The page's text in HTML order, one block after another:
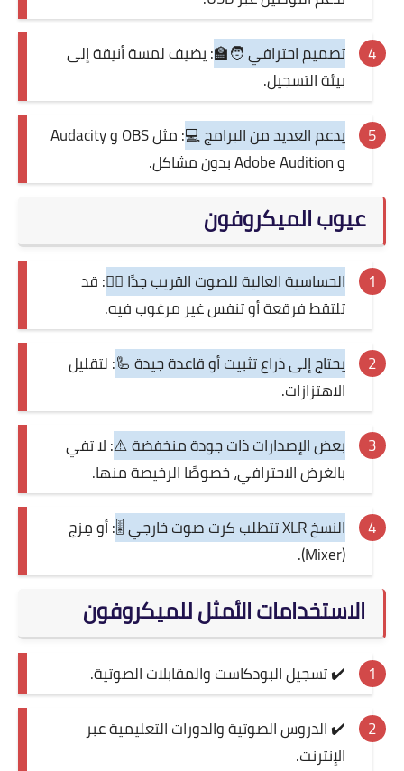
تصميم احترافي 🧑‍🏫: يضيف لمسة أنيقة إلى
بيئة التسجيل.
يدعم العديد من البرامج 💻
: مثل OBS و Audacity
و Adobe Audition بدون مشاكل.
عيوب الميكروفون
الحساسية العالية للصوت القريب جدًا 😮‍💨: قد
تلتقط فرقعة أو تنفس غير مرغوب فيه.
يحتاج إلى ذراع تثبيت أو قاعدة جيدة 🦾: لتقليل
الاهتزازات.
بعض الإصدارات ذات جودة منخفضة ⚠️: لا تفي
بالغرض الاحترافي، خصوصًا الرخيصة منها.
النسخ XLR تتطلب كرت صوت خارجي 🎚️
: أو مِزج
(Mixer).
الاستخدامات الأمثل للميكروفون
✔️ تسجيل البودكاست والمقابلات الصوتية.
✔️ الدروس الصوتية والدورات التعليمية عبر
الإنترنت.